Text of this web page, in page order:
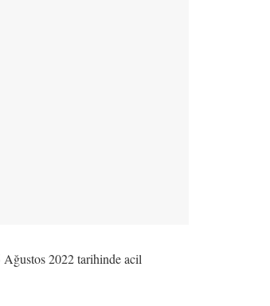
Ağustos 2022 tarihinde acil